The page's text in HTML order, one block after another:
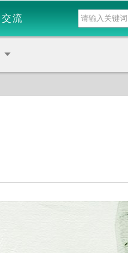
交流